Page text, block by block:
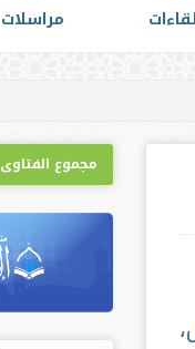
لقاءات مراسلات
مجموع الفتاوى